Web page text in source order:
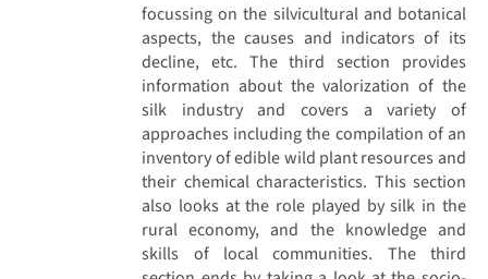
focussing on the silvicultural and botanical
aspects, the causes and indicators of its
decline, etc. The third section provides
information about the valorization of the
silk industry and covers a variety of
approaches including the compilation of an
inventory of edible wild plant resources and
their chemical characteristics. This section
also looks at the role played by silk in the
rural economy, and the knowledge and
skills of local communities. The third